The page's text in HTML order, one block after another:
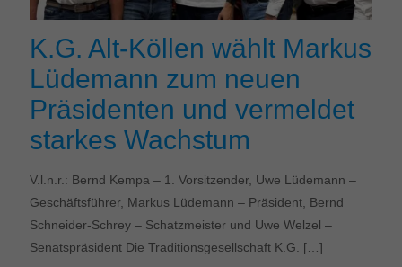
K.G. Alt-Köllen wählt Markus
Lüdemann zum neuen
Präsidenten und vermeldet
starkes Wachstum
V.l.n.r.: Bernd Kempa – 1. Vorsitzender, Uwe Lüdemann –
Geschäftsführer, Markus Lüdemann – Präsident, Bernd
Schneider-Schrey – Schatzmeister und Uwe Welzel –
Senatspräsident Die Traditionsgesellschaft K.G.
[…]